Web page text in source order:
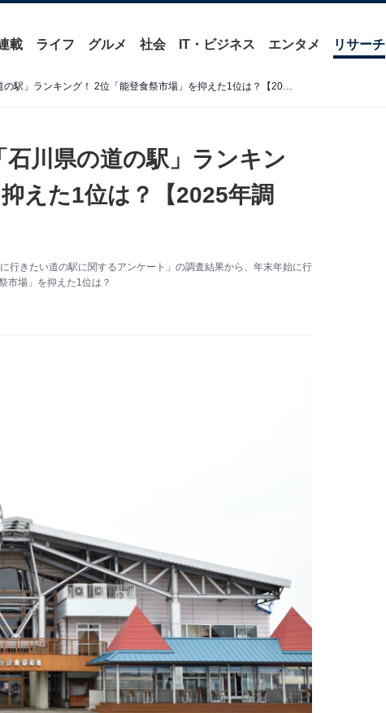
載 ライフ グルメ 社会 IT・ビジネス エンタメ リサーチ
年末年始に行きたいと思う「石川県の道の駅」ランキング！ 2位「能登食祭市場」を抑えた1位は？【2025年調査】
川県の道の駅」ランキン
えた1位は？【2025年調
行きたい道の駅に関するアンケート」の調査結果から、年末年始に行
市場」を抑えた1位は？